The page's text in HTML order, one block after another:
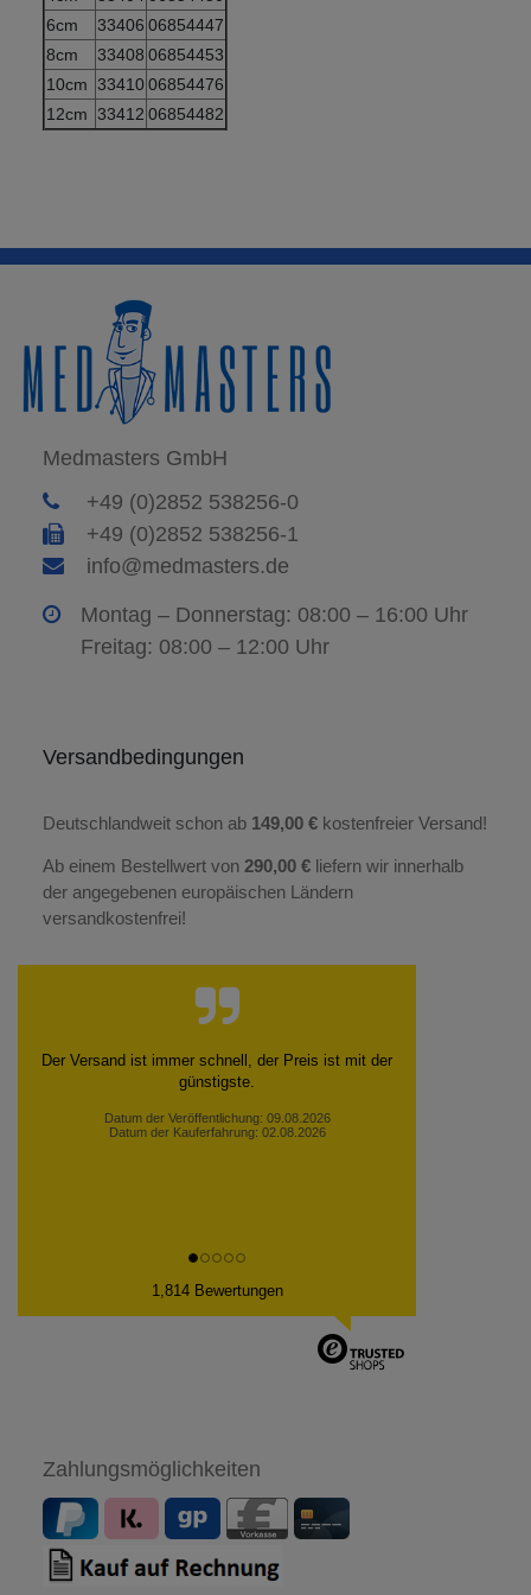
6cm
33406 06854447
8cm
33408 06854453
10cm 33410 06854476
12cm 33412 06854482
Medmasters GmbH
+49 (0)2852 538256-0
+49 (0)2852 538256-1
info@medmasters.de
Montag – Donnerstag: 08:00 – 16:00 Uhr
Freitag: 08:00 – 12:00 Uhr
Versandbedingungen
Deutschlandweit schon ab 149,00 € kostenfreier Versand!
Ab einem Bestellwert von 290,00 € liefern wir innerhalb
der angegebenen europäischen Ländern
versandkostenfrei!
Der Versand ist immer schnell, der Preis ist mit der
günstigste.
Datum der Veröffentlichung: 09.08.2026
Datum der Kauferfahrung: 02.08.2026
1,814 Bewertungen
Zahlungsmöglichkeiten